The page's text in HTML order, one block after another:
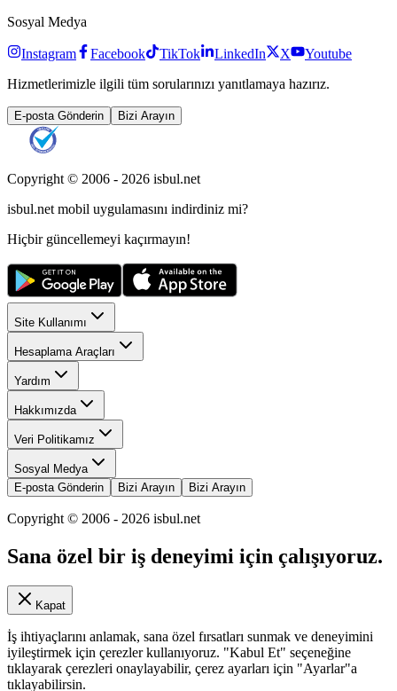
Sosyal Medya
Instagram Facebook TikTok LinkedIn X
Youtube
Hizmetlerimizle ilgili tüm sorularınızı yanıtlamaya hazırız.
E-posta Gönderin Bizi Arayın
Copyright © 2006 - 2026 isbul.net
isbul.net mobil uygulamasını indirdiniz mi?
Hiçbir güncellemeyi kaçırmayın!
Site Kullanımı
Hesaplama Araçları
Yardım
Hakkımızda
Veri Politikamız
Sosyal Medya
E-posta Gönderin
Bizi Arayın Bizi Arayın
Copyright © 2006 - 2026 isbul.net
Sana özel bir iş deneyimi için çalışıyoruz.
Kapat
İş ihtiyaçlarını anlamak, sana özel fırsatları sunmak ve deneyimini
iyileştirmek için çerezler kullanıyoruz. "Kabul Et" seçeneğine
tıklayarak çerezleri onaylayabilir, çerez ayarları için "Ayarlar"a
tıklayabilirsin.